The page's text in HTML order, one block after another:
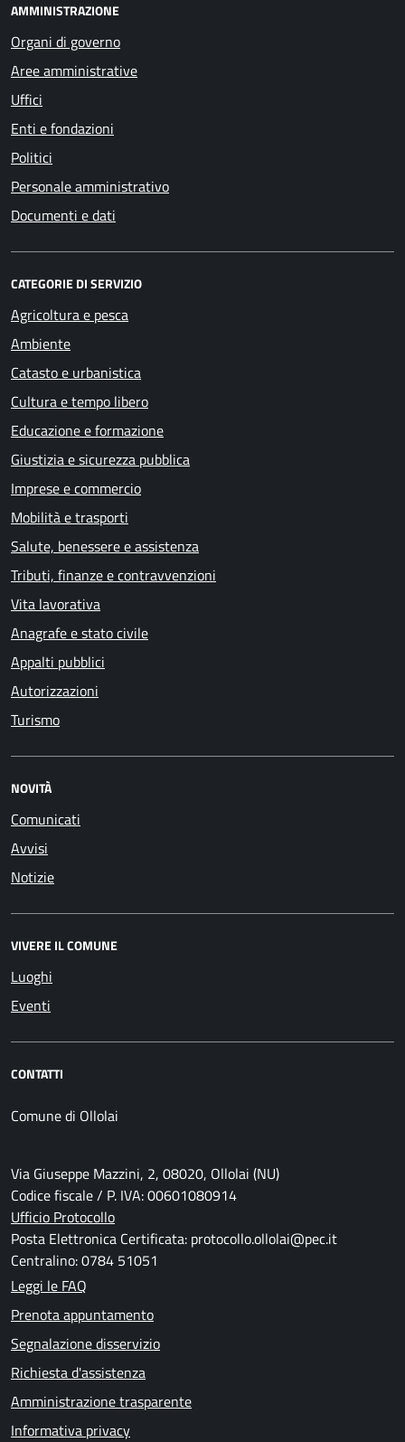
AMMINISTRAZIONE
Organi di governo
Aree amministrative
Uffici
Enti e fondazioni
Politici
Personale amministrativo
Documenti e dati
CATEGORIE DI SERVIZIO
Agricoltura e pesca
Ambiente
Catasto e urbanistica
Cultura e tempo libero
Educazione e formazione
Giustizia e sicurezza pubblica
Imprese e commercio
Mobilità e trasporti
Salute, benessere e assistenza
Tributi, finanze e contravvenzioni
Vita lavorativa
Anagrafe e stato civile
Appalti pubblici
Autorizzazioni
Turismo
NOVITÀ
Comunicati
Avvisi
Notizie
VIVERE IL COMUNE
Luoghi
Eventi
CONTATTI
Comune di Ollolai
Via Giuseppe Mazzini, 2, 08020, Ollolai (NU)
Codice fiscale / P. IVA: 00601080914
Ufficio Protocollo
Posta Elettronica Certificata: protocollo.ollolai@pec.it
Centralino: 0784 51051
Leggi le FAQ
Prenota appuntamento
Segnalazione disservizio
Richiesta d'assistenza
Amministrazione trasparente
Informativa privacy